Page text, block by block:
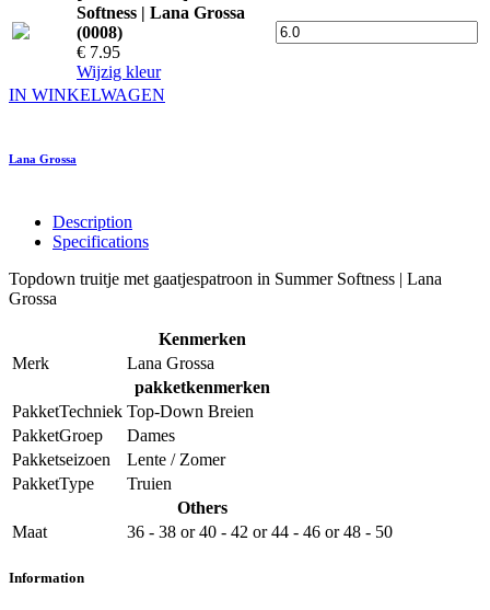
Softness | Lana Grossa
(0008)
€ 7.95
Wijzig kleur
IN WINKELWAGEN
Lana Grossa
Description
Specifications
Topdown truitje met gaatjespatroon in Summer Softness | Lana
Grossa
Kenmerken
Merk
Lana Grossa
pakketkenmerken
PakketTechniek Top-Down Breien
PakketGroep
Dames
Pakketseizoen
Lente / Zomer
PakketType
Truien
Others
Maat
36 - 38 or40 - 42 or44 - 46 or48 - 50
Information